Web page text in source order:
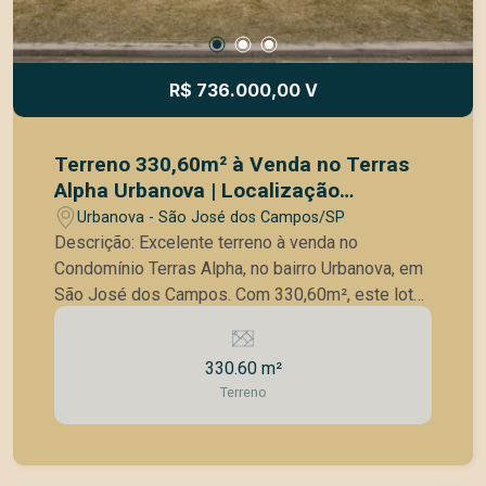
generosa e uma vista privilegiada para a
natureza.
R$ 736.000,00 V
Terreno 330,60m² à Venda no Terras
Alpha Urbanova | Localização
Privilegiada | São José dos Campos
Urbanova - São José dos Campos/SP
Descrição: Excelente terreno à venda no
Condomínio Terras Alpha, no bairro Urbanova, em
São José dos Campos. Com 330,60m², este lote
é ideal para quem deseja construir uma casa
moderna, funcional e valorizada em um dos
endereços mais desejados da cidade. Localizado
em área estratégica dentro do condomínio, o
terreno oferece topografia favorável para projeto
330.60 m²
Terreno